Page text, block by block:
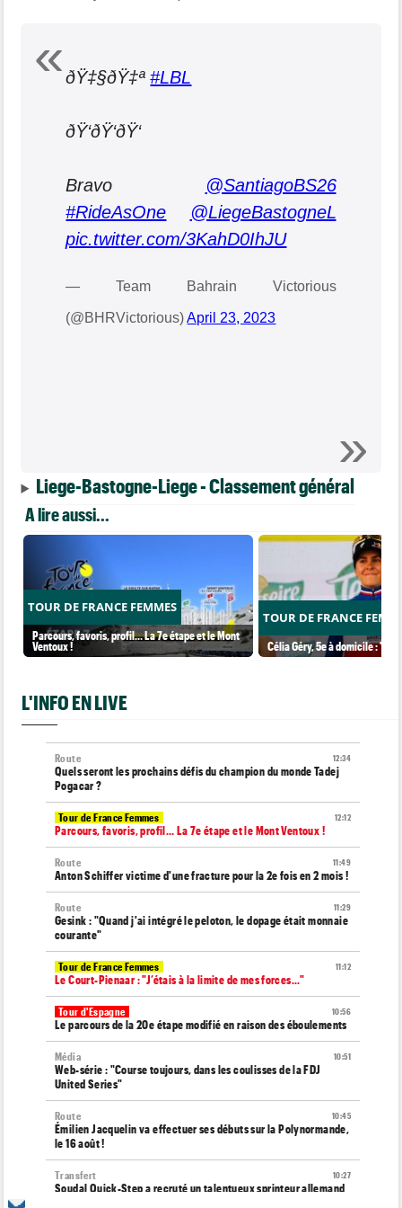
ðŸ‡§ðŸ‡ª#LBL
ðŸ‘ðŸ‘ðŸ‘
Bravo
@SantiagoBS26
#RideAsOne
@LiegeBastogneL
pic.twitter.com/3KahD0IhJU
— Team Bahrain Victorious
(@BHRVictorious)April 23, 2023
Liege-Bastogne-Liege - Classement général
A lire aussi...
TOUR DE FRANCE FEMMES
Parcours, favoris, profil… La 7e étape et le Mont
Ventoux !
TOUR DE FRANCE
Célia Géry, 5e à domicile :
L'INFO EN LIVE
12:34
Route
Quels seront les prochains défis du champion du monde Tadej
Pogacar ?
12:12
Tour de France Femmes
Parcours, favoris, profil… La 7e étape et le Mont Ventoux !
11:49
Route
Anton Schiffer victime d'une fracture pour la 2e fois en 2 mois !
11:29
Route
Gesink : "Quand j'ai intégré le peloton, le dopage était monnaie
courante"
11:12
Tour de France Femmes
Le Court-Pienaar : "J’étais à la limite de mes forces..."
10:56
Tour d'Espagne
Le parcours de la 20e étape modifié en raison des éboulements
10:51
Média
Web-série : "Course toujours, dans les coulisses de la FDJ
United Series"
10:45
Route
Émilien Jacquelin va effectuer ses débuts sur la Polynormande,
le 16 août !
10:27
Transfert
Soudal Quick-Step a recruté un talentueux sprinteur allemand